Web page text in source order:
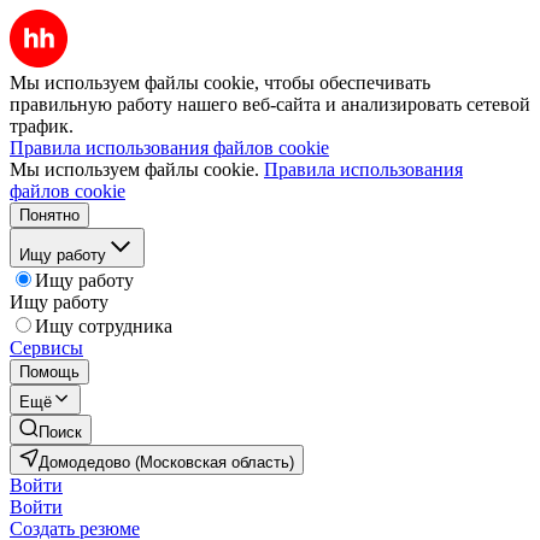
Мы используем файлы cookie, чтобы обеспечивать
правильную работу нашего веб-сайта и анализировать сетевой
трафик.
Правила использования файлов cookie
Мы используем файлы cookie. Правила использования
файлов cookie
Понятно
Ищу работу
Ищу работу
Ищу работу
Ищу сотрудника
Сервисы
Помощь
Ещё
Поиск
Домодедово (Московская область)
Войти
Войти
Создать резюме